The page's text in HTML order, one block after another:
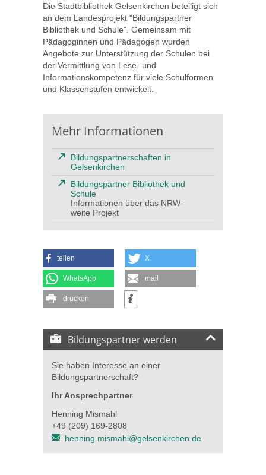
Die Stadtbibliothek Gelsenkirchen beteiligt sich
an dem Landesprojekt "Bildungspartner
Bibliothek und Schule". Gemeinsam mit
Pädagoginnen und Pädagogen wurden
Angebote zur Unterstützung der Schulen bei
der Vermittlung von Lese- und
Informationskompetenz für viele Schulformen
und Klassenstufen entwickelt.
Mehr Informationen
Bildungspartnerschaften in
Gelsenkirchen
Bildungspartner Bibliothek und
Schule
Informationen über das NRW-
weite Projekt
teilen X
WhatsApp mail
drucken
Bildungspartner werden
Sie haben Interesse an einer
Bildungspartnerschaft?
Ihr Ansprechpartner
Henning Mismahl
+49 (209) 169-2808
henning.mismahl@gelsenkirchen.de